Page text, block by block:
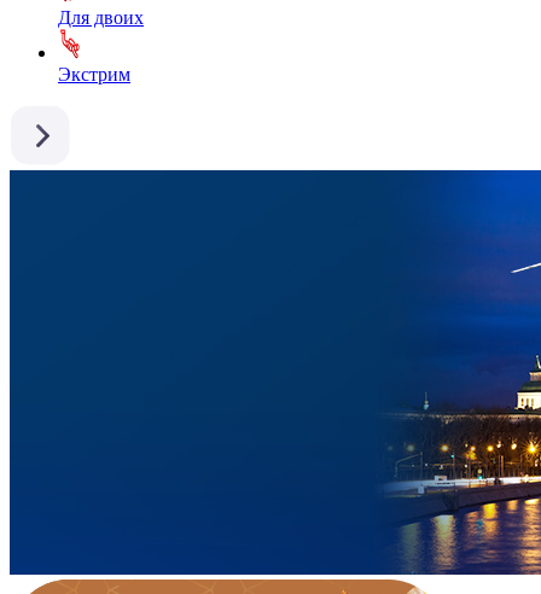
Для двоих
Экстрим